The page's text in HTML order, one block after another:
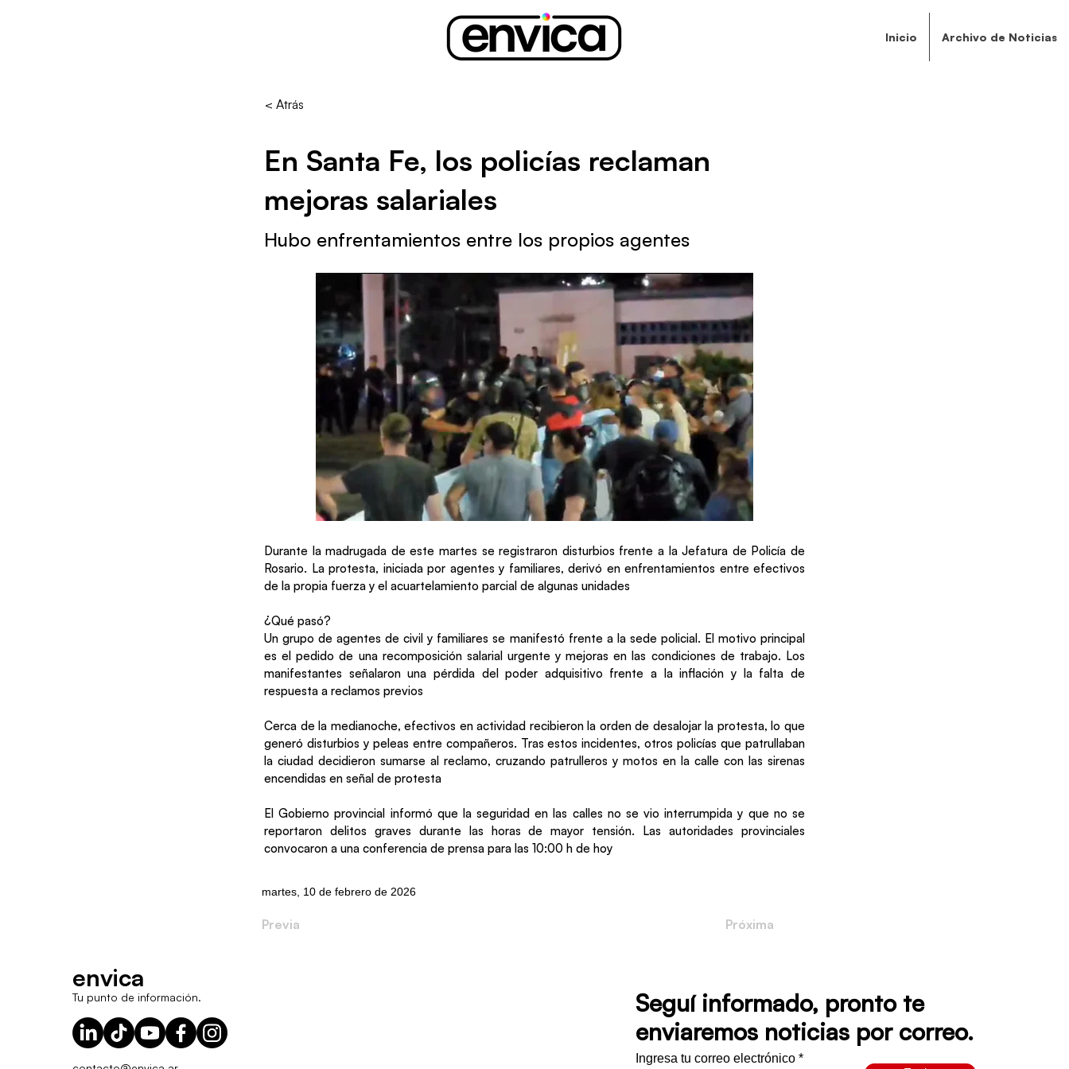
Inicio Archivo de Noticias
< Atrás
En Santa Fe, los policías reclaman
mejoras salariales
Hubo enfrentamientos entre los propios agentes
Durante la madrugada de este martes se registraron disturbios frente a la Jefatura de Policía de
Rosario. La protesta, iniciada por agentes y familiares, derivó en enfrentamientos entre efectivos
de la propia fuerza y el acuartelamiento parcial de algunas unidades
¿Qué pasó?
Un grupo de agentes de civil y familiares se manifestó frente a la sede policial. El motivo principal
es el pedido de una recomposición salarial urgente y mejoras en las condiciones de trabajo. Los
manifestantes señalaron una pérdida del poder adquisitivo frente a la inflación y la falta de
respuesta a reclamos previos
Cerca de la medianoche, efectivos en actividad recibieron la orden de desalojar la protesta, lo que
generó disturbios y peleas entre compañeros. Tras estos incidentes, otros policías que patrullaban
la ciudad decidieron sumarse al reclamo, cruzando patrulleros y motos en la calle con las sirenas
encendidas en señal de protesta
El Gobierno provincial informó que la seguridad en las calles no se vio interrumpida y que no se
reportaron delitos graves durante las horas de mayor tensión. Las autoridades provinciales
convocaron a una conferencia de prensa para las 10:00 h de hoy
martes, 10 de febrero de 2026
Previa Próxima
envica
Tu punto de información.
Seguí informado, pronto te
enviaremos noticias por correo.
Ingresa tu correo electrónico